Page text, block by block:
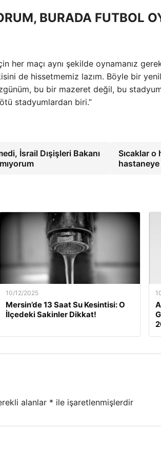
BURADA FUTBOL
her maçı aynı şekilde oynamanız
de hissetmemiz lazım. Böyle bir
bu bir mazeret değil, bu
stadyumlardan biri.”
İsrail Dışişleri Bakanı
Sıcaklar o
10/12/2025
Mersin’de 13 Saat Su Kesintisi: O
İlçedeki Sakinler Dikkat!
alanlar * ile işaretlenmişlerdir